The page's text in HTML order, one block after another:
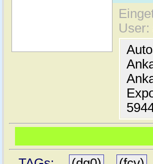
User: